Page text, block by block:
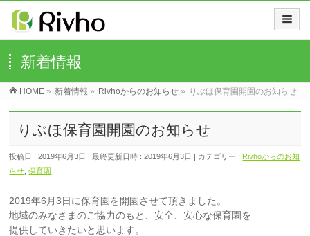
新着情報
HOME » 新着情報 » Rivhoからのお知らせ » りぶほ保育園開園のお知らせ
りぶほ保育園開園のお知らせ
投稿日 : 2019年6月3日 最終更新日時 : 2019年6月3日 カテゴリー : Rivhoからのお知
らせ ,保育園
2019年6月3日に保育園を開園させて頂きました。
地域のみなさまのご協力のもと、安全、安心な保育園を
提供していきたいと思います。